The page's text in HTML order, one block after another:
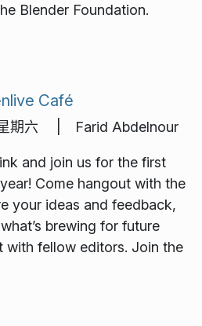
Blender Foundation.
Café
星期六 | Farid Abdelnour
and join us for the first
Come hangout with the
your ideas and feedback,
brewing for future
with fellow editors. Join the